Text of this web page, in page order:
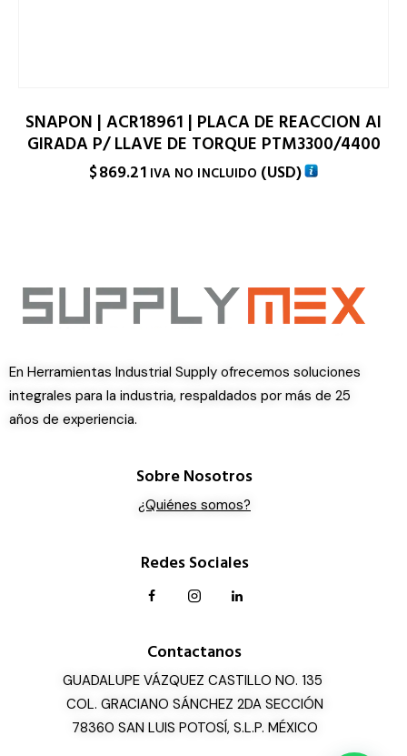
SNAPON | ACR18961 | PLACA DE REACCION AI
GIRADA P/ LLAVE DE TORQUE PTM3300/4400
$869.21 IVA NO INCLUIDO (USD)
En Herramientas Industrial Supply ofrecemos soluciones
integrales para la industria, respaldados por más de 25
años de experiencia.
Sobre Nosotros
¿Quiénes somos?
Redes Sociales
Contactanos
GUADALUPE VÁZQUEZ CASTILLO NO. 135
COL. GRACIANO SÁNCHEZ 2DA SECCIÓN
78360 SAN LUIS POTOSÍ, S.L.P. MÉXICO